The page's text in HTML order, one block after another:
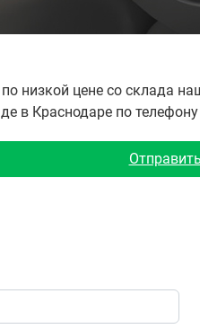
низкой цене со склада
в Краснодаре по